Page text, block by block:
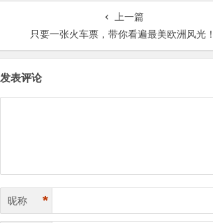
上一篇
只要一张火车票，带你看遍最美欧洲风光！
发表评论
昵称 *